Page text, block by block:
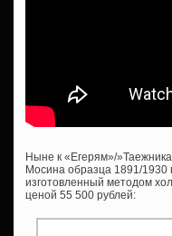
Ныне к «Егерям»/
Мосина образца 1891/1930
изготовленный методом
ценой 55 500 рублей: